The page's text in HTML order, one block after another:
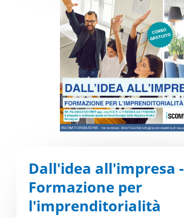
Dall'idea all'impresa -
Formazione per
l'imprenditorialità